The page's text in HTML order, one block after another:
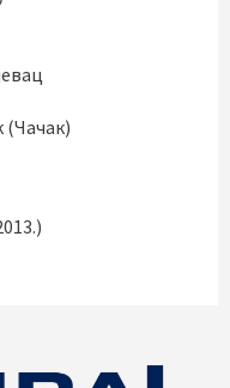
(Чачак)